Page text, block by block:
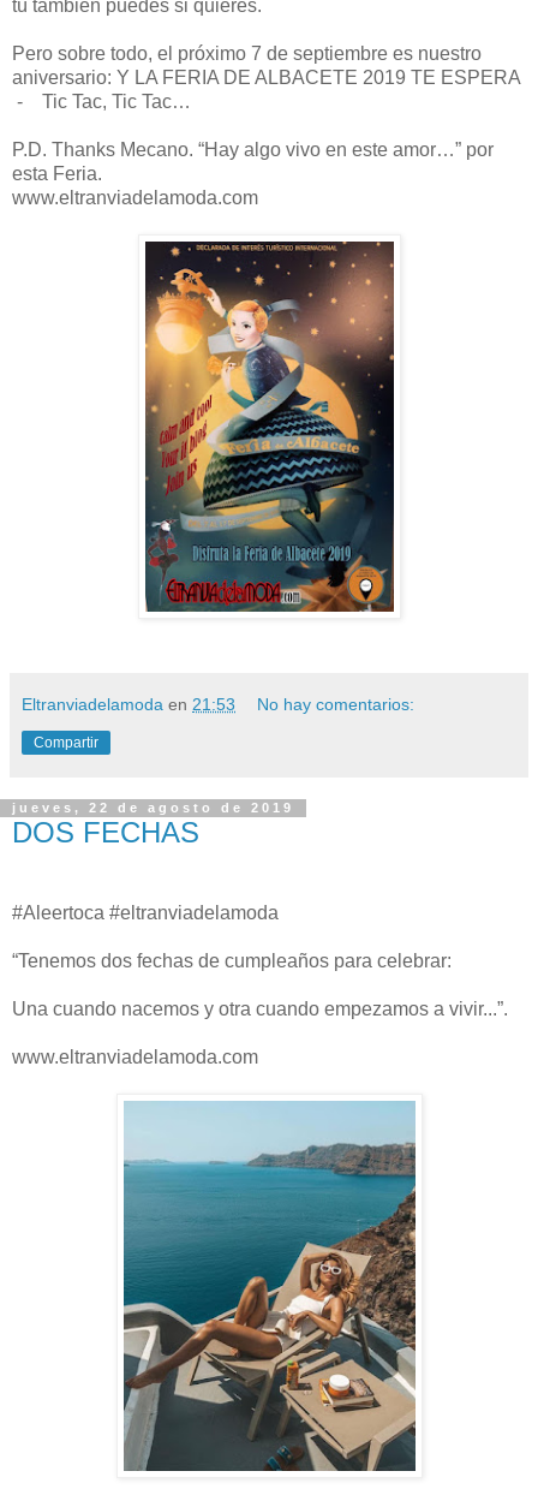
tú también puedes si quieres.
Pero sobre todo, el próximo 7 de septiembre es nuestro
aniversario: Y LA FERIA DE ALBACETE 2019 TE ESPERA
- Tic Tac, Tic Tac…
P.D. Thanks Mecano. “Hay algo vivo en este amor…” por
esta Feria.
www.eltranviadelamoda.com
Eltranviadelamoda en 21:53 No hay comentarios:
Compartir
jueves, 22 de agosto de 2019
DOS FECHAS
#Aleertoca #eltranviadelamoda
“Tenemos dos fechas de cumpleaños para celebrar:
Una cuando nacemos y otra cuando empezamos a vivir...”.
www.eltranviadelamoda.com